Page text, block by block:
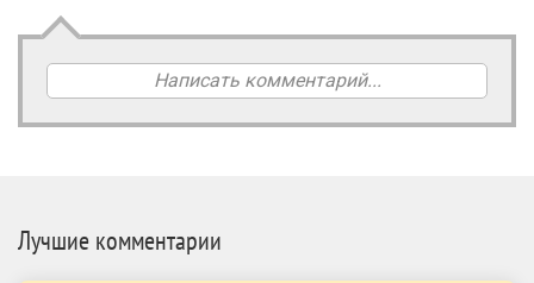
Написать комментарий...
Лучшие комментарии